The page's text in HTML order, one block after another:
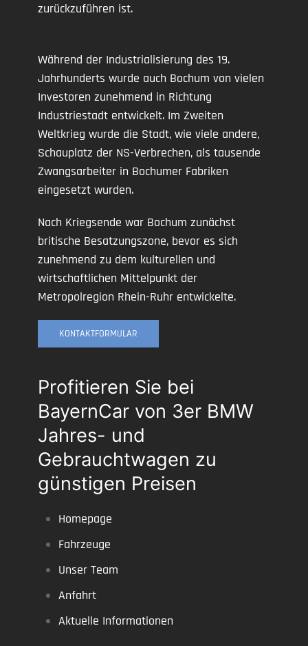
zurückzuführen ist.
Während der Industrialisierung des 19.
Jahrhunderts wurde auch Bochum von vielen
Investoren zunehmend in Richtung
Industriestadt entwickelt. Im Zweiten
Weltkrieg wurde die Stadt, wie viele andere,
Schauplatz der NS-Verbrechen, als tausende
Zwangsarbeiter in Bochumer Fabriken
eingesetzt wurden.
Nach Kriegsende war Bochum zunächst
britische Besatzungszone, bevor es sich
zunehmend zu dem kulturellen und
wirtschaftlichen Mittelpunkt der
Metropolregion Rhein-Ruhr entwickelte.
KONTAKTFORMULAR
Profitieren Sie bei
BayernCar von 3er BMW
Jahres- und
Gebrauchtwagen zu
günstigen Preisen
Homepage
Fahrzeuge
Unser Team
Anfahrt
Aktuelle Informationen